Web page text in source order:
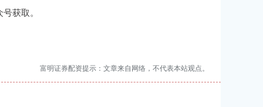
获取。
富明证券配资提示：文章来自网络，不代表本站观点。